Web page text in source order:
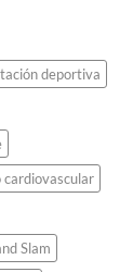
deportiva
Slam